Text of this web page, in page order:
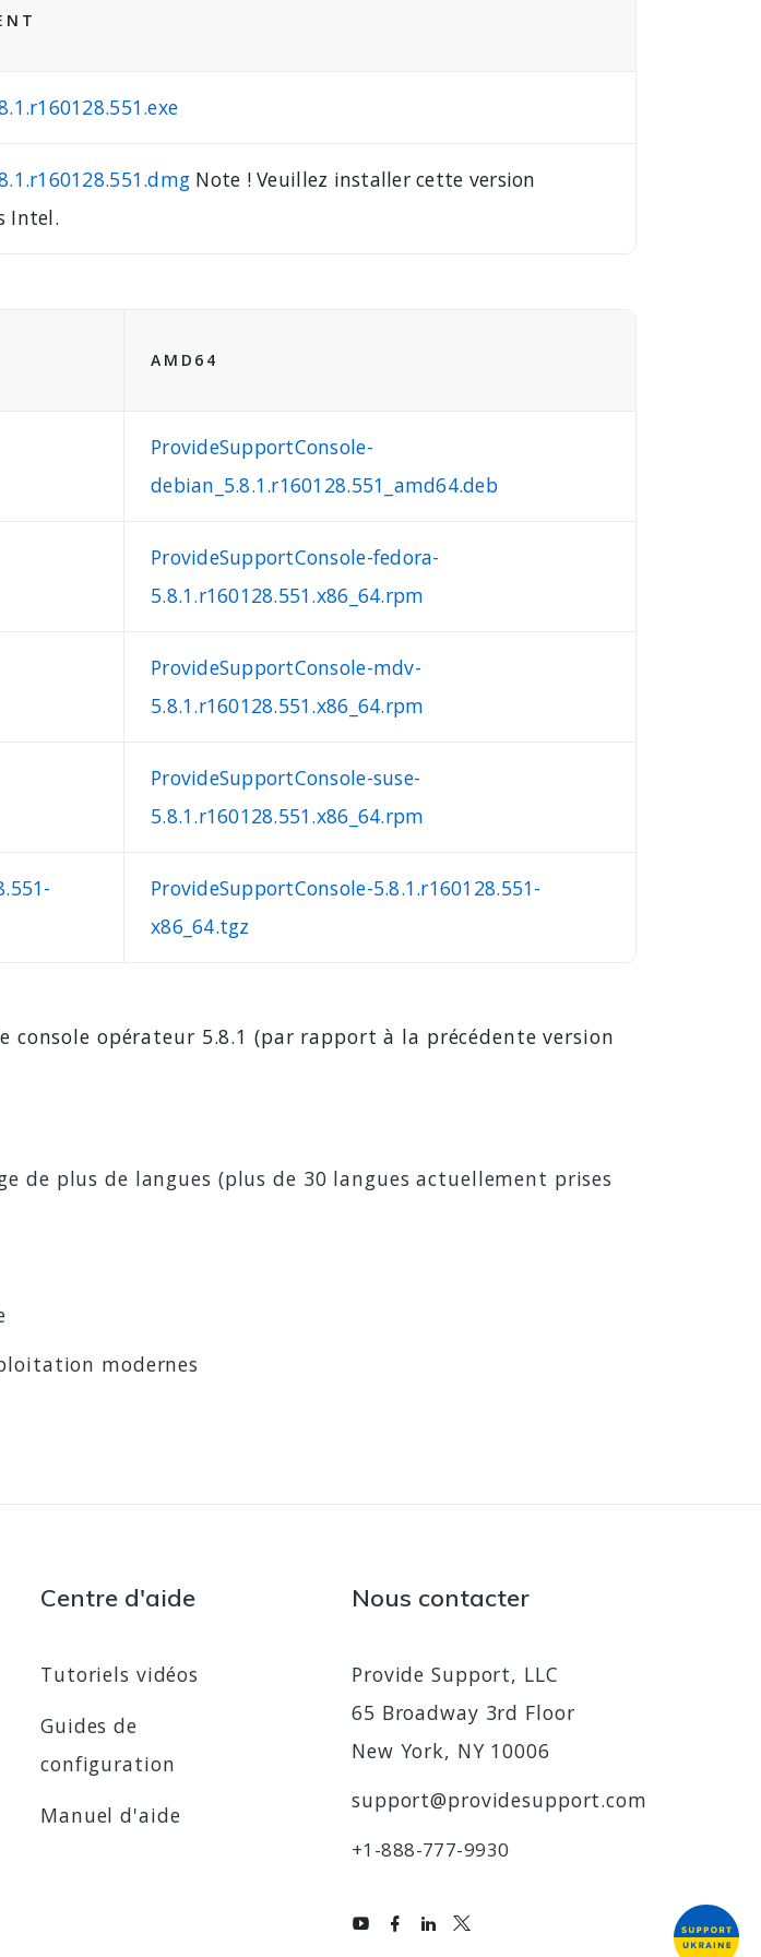
Note !Veuillez installer cette version
Intel.
AMD64
ProvideSupportConsole-
debian_5.8.1.r160128.551_amd64.deb
ProvideSupportConsole-fedora-
5.8.1.r160128.551.x86_64.rpm
ProvideSupportConsole-mdv-
5.8.1.r160128.551.x86_64.rpm
ProvideSupportConsole-suse-
5.8.1.r160128.551.x86_64.rpm
ProvideSupportConsole-5.8.1.r160128.551-
x86_64.tgz
opérateur 5.8.1 (par rapport à la précédente version
de plus de langues (plus de 30 langues actuellement prises
modernes
Centre d'aide
Tutoriels vidéos
Guides de
configuration
Manuel d'aide
Nous contacter
Provide Support, LLC
65 Broadway 3rd Floor
New York, NY 10006
support@providesupport.com
+1-888-777-9930